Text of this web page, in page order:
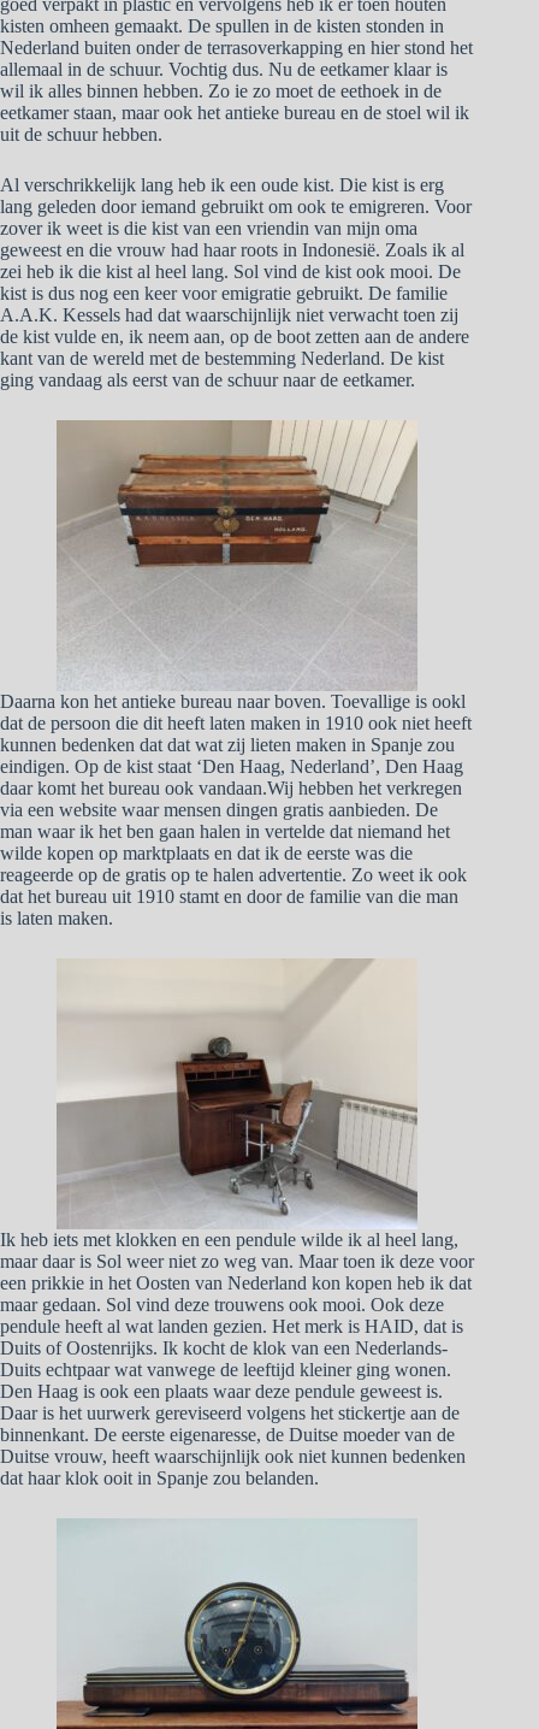
goed verpakt in plastic en vervolgens heb ik er toen houten
kisten omheen gemaakt. De spullen in de kisten stonden in
Nederland buiten onder de terrasoverkapping en hier stond het
allemaal in de schuur. Vochtig dus. Nu de eetkamer klaar is
wil ik alles binnen hebben. Zo ie zo moet de eethoek in de
eetkamer staan, maar ook het antieke bureau en de stoel wil ik
uit de schuur hebben.
Al verschrikkelijk lang heb ik een oude kist. Die kist is erg
lang geleden door iemand gebruikt om ook te emigreren. Voor
zover ik weet is die kist van een vriendin van mijn oma
geweest en die vrouw had haar roots in Indonesië. Zoals ik al
zei heb ik die kist al heel lang. Sol vind de kist ook mooi. De
kist is dus nog een keer voor emigratie gebruikt. De familie
A.A.K. Kessels had dat waarschijnlijk niet verwacht toen zij
de kist vulde en, ik neem aan, op de boot zetten aan de andere
kant van de wereld met de bestemming Nederland. De kist
ging vandaag als eerst van de schuur naar de eetkamer.
Daarna kon het antieke bureau naar boven. Toevallige is ookl
dat de persoon die dit heeft laten maken in 1910 ook niet heeft
kunnen bedenken dat dat wat zij lieten maken in Spanje zou
eindigen. Op de kist staat ‘Den Haag, Nederland’, Den Haag
daar komt het bureau ook vandaan.Wij hebben het verkregen
via een website waar mensen dingen gratis aanbieden. De
man waar ik het ben gaan halen in vertelde dat niemand het
wilde kopen op marktplaats en dat ik de eerste was die
reageerde op de gratis op te halen advertentie. Zo weet ik ook
dat het bureau uit 1910 stamt en door de familie van die man
is laten maken.
Ik heb iets met klokken en een pendule wilde ik al heel lang,
maar daar is Sol weer niet zo weg van. Maar toen ik deze voor
een prikkie in het Oosten van Nederland kon kopen heb ik dat
maar gedaan. Sol vind deze trouwens ook mooi. Ook deze
pendule heeft al wat landen gezien. Het merk is HAID, dat is
Duits of Oostenrijks. Ik kocht de klok van een Nederlands-
Duits echtpaar wat vanwege de leeftijd kleiner ging wonen.
Den Haag is ook een plaats waar deze pendule geweest is.
Daar is het uurwerk gereviseerd volgens het stickertje aan de
binnenkant. De eerste eigenaresse, de Duitse moeder van de
Duitse vrouw, heeft waarschijnlijk ook niet kunnen bedenken
dat haar klok ooit in Spanje zou belanden.